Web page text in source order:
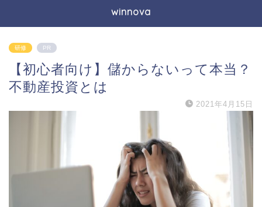
winnova
研修 PR
【初心者向け】儲からないって本当？
不動産投資とは
2021年4月15日